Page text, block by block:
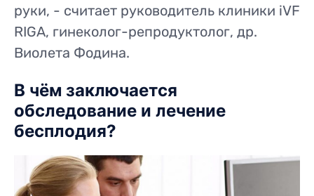
ПОЛЕЗНО
ЦЕНЫ
NO
НАЧНИТЕ СЕЙЧАС
ПОЛЕЗНО
ЦЕНЫ
КОНТАКТЫ
руки, - считает руководитель клиники iVF
RIGA, гинеколог-репродуктолог, др.
Виолета Фодина.
В чём заключается
обследование и лечение
бесплодия?